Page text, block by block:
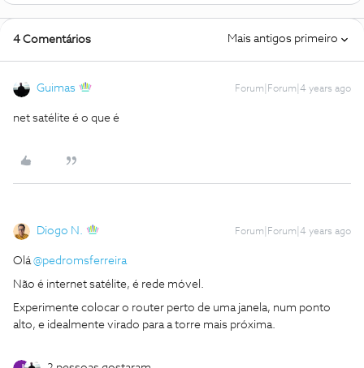
4 Comentários Mais antigos primeiro
Guimas Forum|Forum|4 years ago
net satélite é o que é
Diogo N. Forum|Forum|4 years ago
Olá@pedromsferreira
Não é internet satélite, é rede móvel.
Experimente colocar o router perto de uma janela, num ponto
alto, e idealmente virado para a torre mais próxima.